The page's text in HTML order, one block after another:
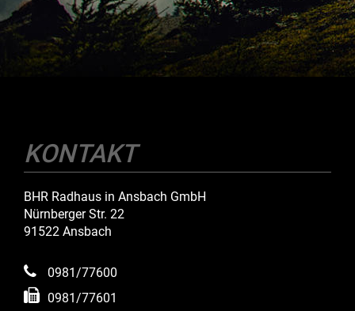
KONTAKT
BHR Radhaus in Ansbach GmbH
Nürnberger Str. 22
91522 Ansbach
0981/77600
0981/77601